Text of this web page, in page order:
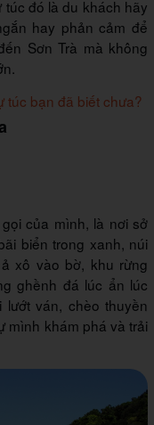
túc đó là du khách hãy
hay phản cảm để
Sơn Trà mà không
túc bạn đã biết chưa?
của mình, là nơi sở
biển trong xanh, núi
xô vào bờ, khu rừng
ghềnh đá lúc ẩn lúc
ván, chèo thuyền
mình khám phá và trải